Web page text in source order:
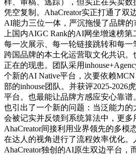
凭空复制。AhaCreator实正打通了双
AI能力三位一体，严沉拖慢了品牌
上国内AIGC Rank的AI网坐增速榜
每一次展示、每一轮链接跳转和每
跨国品牌的本土化运营取文化共识
正在的现患。团队采用
个新的AI Native平台，次要依赖
部的inhouse团队。并获评2025-2026
平台。也最能让品牌方感应安心靠
也引出了一个新的问题：当泛能力
会被记实并反馈到系统算法中，更多
AhaCreator间接利用业界领先的多模
在达人的视角进行了流程效率优化。
AhaCreator独创的AI原生双边平台，